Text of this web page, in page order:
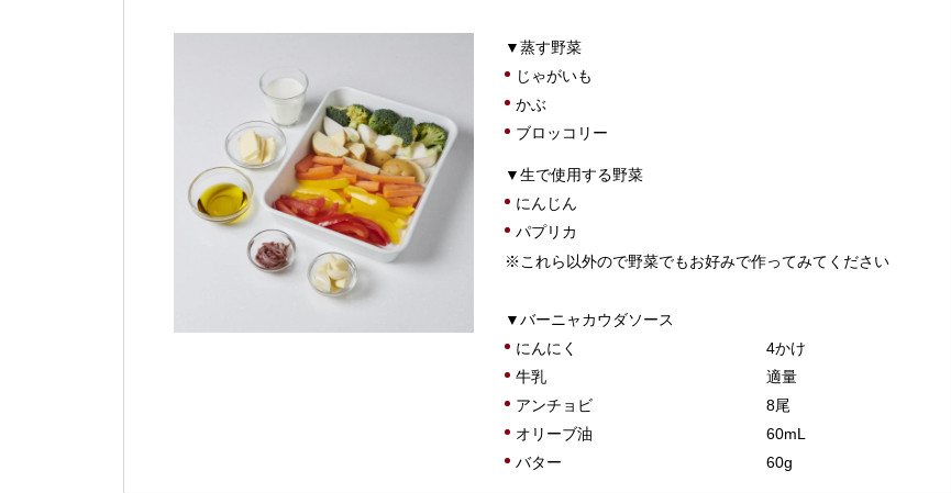
▼蒸す野菜
じゃがいも
かぶ
ブロッコリー
▼生で使用する野菜
にんじん
パプリカ
※これら以外ので野菜でもお好みで作ってみてください
▼バーニャカウダソース
にんにく
4かけ
牛乳
適量
アンチョビ
8尾
オリーブ油
60mL
バター
60g